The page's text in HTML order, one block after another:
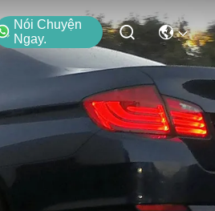
Nói Chuyện
Ngay.